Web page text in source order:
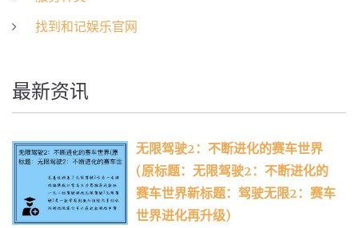
找到和记娱乐官网
最新资讯
无限驾驶2：不断进化的赛车世界
(原标题：无限驾驶2：不断进化的
赛车世界新标题：驾驶无限2：赛车
世界进化再升级)